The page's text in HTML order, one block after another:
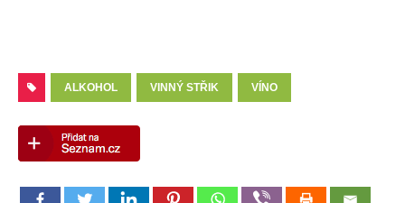
ALKOHOL VINNÝ STŘIK VÍNO